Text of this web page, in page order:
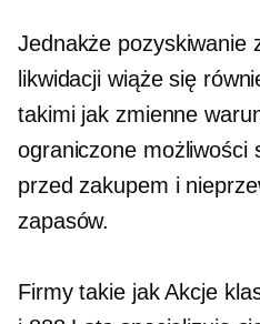
Jednakże pozyskiwanie
likwidacji wiąże się
takimi jak zmienne
ograniczone możliwości
przed zakupem i
zapasów.
Firmy takie jakAkcje